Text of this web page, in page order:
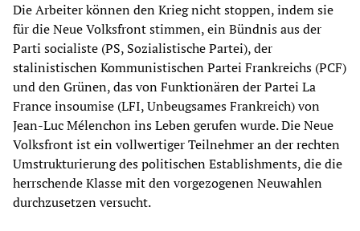
Die Arbeiter können den Krieg nicht stoppen, indem sie
für die Neue Volksfront stimmen, ein Bündnis aus der
Parti socialiste (PS, Sozialistische Partei), der
stalinistischen Kommunistischen Partei Frankreichs (PCF)
und den Grünen, das von Funktionären der Partei La
France insoumise (LFI, Unbeugsames Frankreich) von
Jean-Luc Mélenchon ins Leben gerufen wurde. Die Neue
Volksfront ist ein vollwertiger Teilnehmer an der rechten
Umstrukturierung des politischen Establishments, die die
herrschende Klasse mit den vorgezogenen Neuwahlen
durchzusetzen versucht.